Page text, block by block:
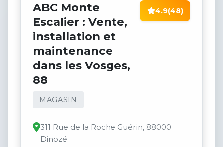
ABC Monte
Escalier : Vente,
installation et
maintenance
dans les Vosges,
88
MAGASIN
4.9(48)
311 Rue de la Roche Guérin, 88000
Dinozé